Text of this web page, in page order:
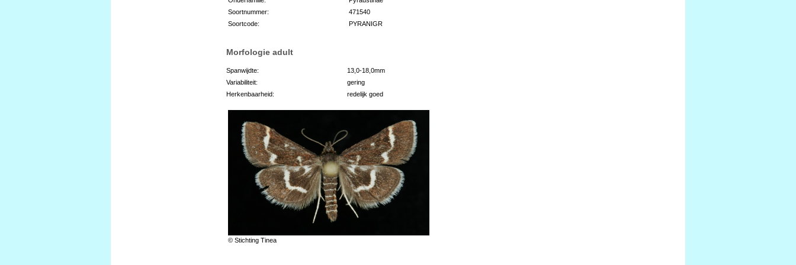
Soortnummer:
471540
Soortcode:
PYRANIGR
Morfologie adult
Spanwijdte:
13,0-18,0mm
Variabiliteit:
gering
Herkenbaarheid:
redelijk goed
© Stichting Tinea